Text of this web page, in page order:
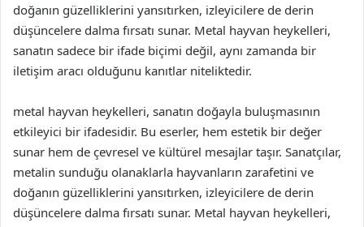
doğanın güzelliklerini yansıtırken, izleyicilere de derin
düşüncelere dalma fırsatı sunar. Metal hayvan heykelleri,
sanatın sadece bir ifade biçimi değil, aynı zamanda bir
iletişim aracı olduğunu kanıtlar niteliktedir.
metal hayvan heykelleri, sanatın doğayla buluşmasının
etkileyici bir ifadesidir. Bu eserler, hem estetik bir değer
sunar hem de çevresel ve kültürel mesajlar taşır. Sanatçılar,
metalin sunduğu olanaklarla hayvanların zarafetini ve
doğanın güzelliklerini yansıtırken, izleyicilere de derin
düşüncelere dalma fırsatı sunar. Metal hayvan heykelleri,